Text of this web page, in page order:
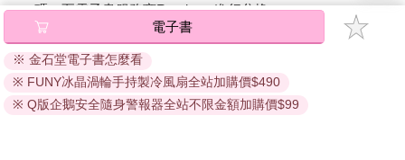
碼』至電子書服務商Readmoo進行兌換。
退換貨須知：
因版權保護，您在金石堂所購買的電子書僅能以金石堂專屬
的閱讀軟體開啟閱讀，無法以其他閱讀器或直接下載檔案。
依據「消費者保護法」第19條及行政院消費者保護處公告之
電子書
※ 金石堂電子書怎麼看
※ FUNY冰晶渦輪手持製冷風扇全站加購價$490
※ Q版企鵝安全隨身警報器全站不限金額加購價$99